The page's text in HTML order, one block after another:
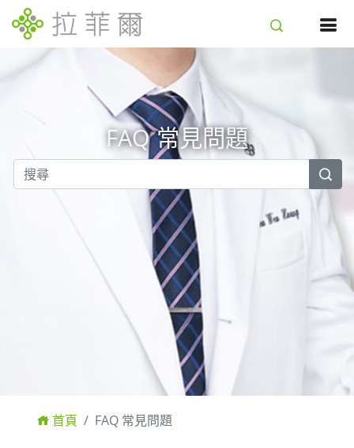
FAQ 常見問題
首頁 FAQ 常見問題